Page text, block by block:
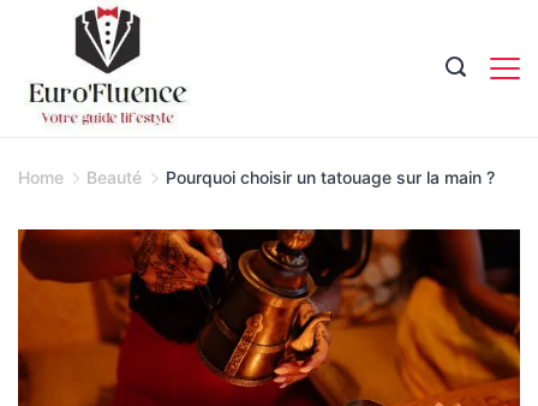
content
Home Beauté Pourquoi choisir un tatouage sur la main ?